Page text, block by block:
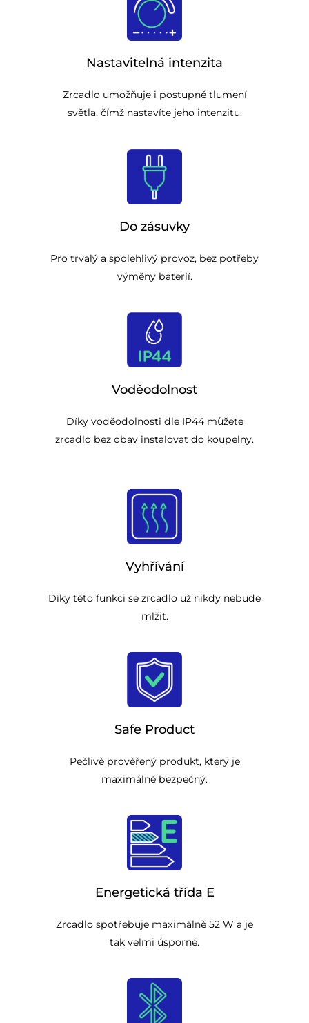
Nastavitelná intenzita
Zrcadlo umožňuje i postupné tlumení
světla, čímž nastavíte jeho intenzitu.
Do zásuvky
Pro trvalý a spolehlivý provoz, bez potřeby
výměny baterií.
Voděodolnost
Díky voděodolnosti dle IP44 můžete
zrcadlo bez obav instalovat do koupelny.
Vyhřívání
Díky této funkci se zrcadlo už nikdy nebude
mlžit.
Safe Product
Pečlivě prověřený produkt, který je
maximálně bezpečný.
Energetická třída E
Zrcadlo spotřebuje maximálně 52 W a je
tak velmi úsporné.